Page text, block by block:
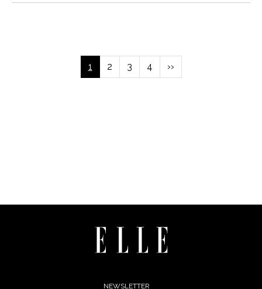
Přihlášením k newsletteru souhlasíte sObchodními
Aktuální
stránka
1 Page
2 Page
3 Page
4
Následující
stránka
››
NEWSLETTER